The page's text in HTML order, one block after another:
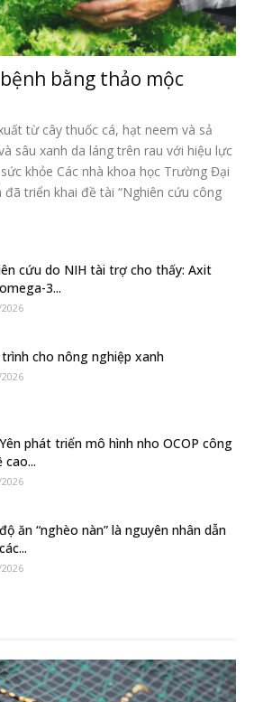
bằng thảo mộc
từ cây thuốc cá, hạt neem và sả
sâu xanh da láng trên rau với hiệu lực
khỏe Các nhà khoa học Trường Đại
triển khai đề tài “Nghiên cứu công
cứu do NIH tài trợ cho thấy: Axit
3...
trình cho nông nghiệp xanh
phát triển mô hình nho OCOP công
cao...
ăn “nghèo nàn” là nguyên nhân dẫn